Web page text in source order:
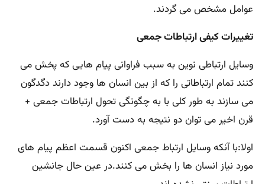
عوامل مشخص می گردند.
تغییرات کیفی ارتباطات جمعی
وسایل ارتباطی نوین به سبب فراوانی پیام هایی که پخش می
کنند تمام ارتباطاتی را که از بین انسان ها وجود دارند دگدگون
می سازند به طور کلی با به چگونگی تحول ارتباطات جمعی +
قرن اخیر می توان دو نتیجه به دست آورد.
اولا:با آنکه وسایل ارتباط جمعی اکنون قسمت اعظم پیام های
مورد نیاز انسان ها را بخش می کنند.در عین حال جانشین